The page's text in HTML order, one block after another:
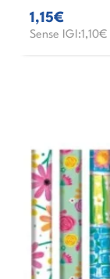
1,15€
Sense IGI:1,10€